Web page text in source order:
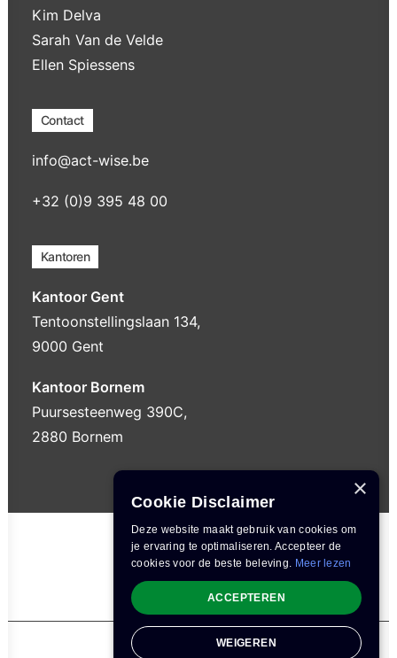
Kim Delva
Sarah Van de Velde
Ellen Spiessens
Contact
info@act-wise.be
+32 (0)9 395 48 00
Kantoren
Kantoor Gent
Tentoonstellingslaan 134,
9000 Gent
Kantoor Bornem
Puursesteenweg 390C,
2880 Bornem
×
Cookie Disclaimer
Deze website maakt gebruik van cookies om
je ervaring te optimaliseren. Accepteer de
cookies voor de beste beleving. Meer lezen
ACCEPTEREN
WEIGEREN